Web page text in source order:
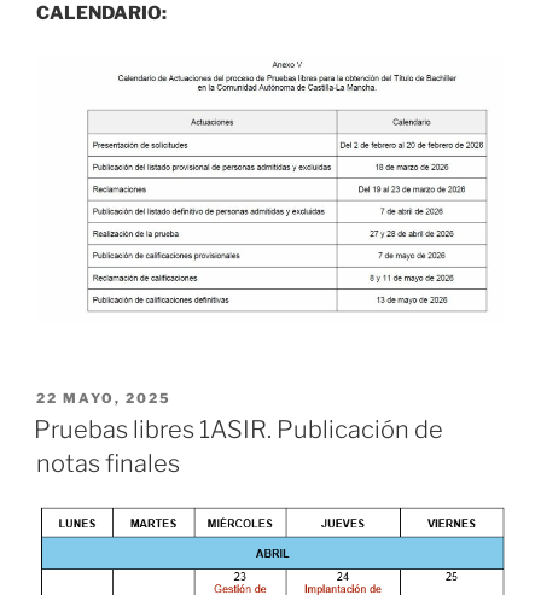
CALENDARIO:
PUBLICADO
EL
22 MAYO, 2025
Pruebas libres 1ASIR. Publicación de
notas finales